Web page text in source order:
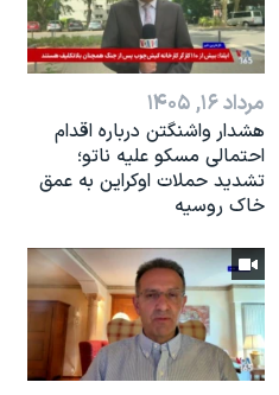
مرداد ۱۶, ۱۴۰۵
هشدار واشنگتن درباره اقدام
احتمالی مسکو علیه ناتو؛
تشدید حملات اوکراین به عمق
خاک روسیه